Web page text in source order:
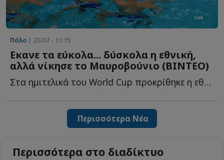
Πόλο | 23/07 - 11:15
Εκανε τα εύκολα... δύσκολα η εθνική,
αλλά νίκησε το Μαυροβούνιο (ΒΙΝΤΕΟ)
Στα ημιτελικά του World Cup προκρίθηκε η εθνική υδατοσφαίρισης α...
Περισσότερα Νέα
Περισσότερα στο διαδίκτυο